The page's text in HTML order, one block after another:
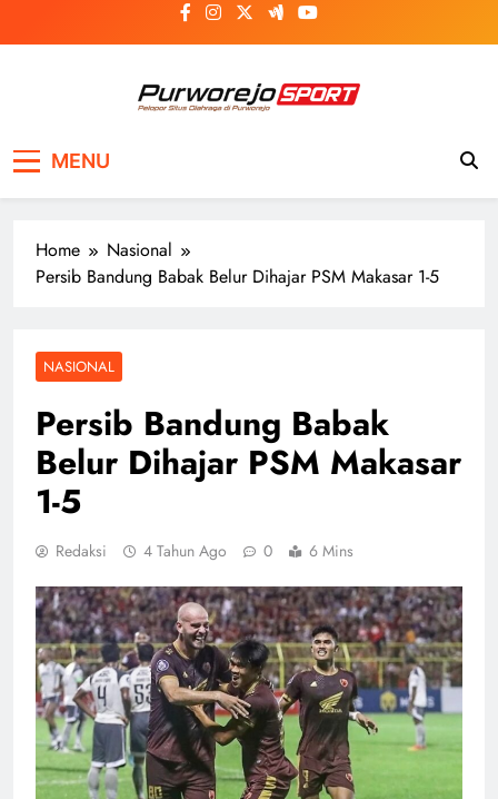
to
MENU
Home
Nasional
Persib Bandung Babak Belur Dihajar PSM Makasar 1-5
NASIONAL
Persib Bandung Babak
Belur Dihajar PSM Makasar
1-5
Redaksi 4 Tahun Ago 0 6 Mins